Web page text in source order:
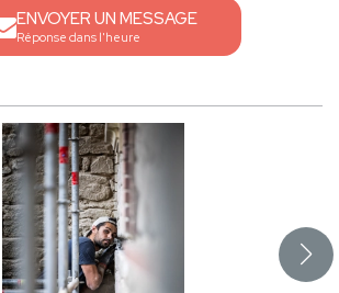
ENVOYER UN MESSAGE
Réponse dans l'heure